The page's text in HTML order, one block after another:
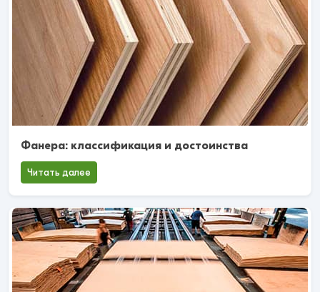
Фанера: классификация и достоинства
Читать далее